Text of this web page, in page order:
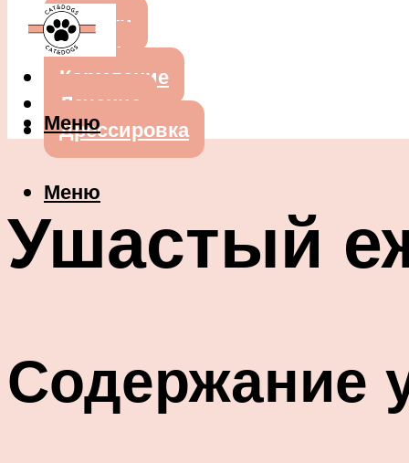
Собаки
Кошки
Кормление
Лечение
Дрессировка
Меню
Меню
Ушастый
Содержание